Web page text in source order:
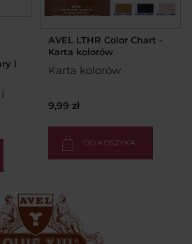
i
AVEL LTHR Color Chart -
Karta kolorów
Karta kolorów
9,99 zł
DO KOSZYKA